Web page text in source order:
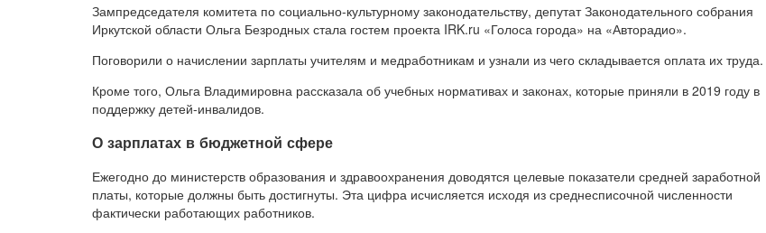
Зампредседателя комитета по социально-культурному законодательству, депутат Законодательного собрания
Иркутской области Ольга Безродных стала гостем проекта IRK.ru «Голоса города» на «Авторадио».
Поговорили о начислении зарплаты учителям и медработникам и узнали из чего складывается оплата их труда.
Кроме того, Ольга Владимировна рассказала об учебных нормативах и законах, которые приняли в 2019 году в
поддержку детей-инвалидов.
О зарплатах в бюджетной сфере
Ежегодно до министерств образования и здравоохранения доводятся целевые показатели средней заработной
платы, которые должны быть достигнуты. Эта цифра исчисляется исходя из среднесписочной численности
фактически работающих работников.